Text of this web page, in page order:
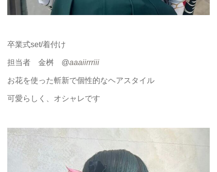
卒業式set/着付け
担当者 金桝 @aaaiirrriii
お花を使った斬新で個性的なヘアスタイル
可愛らしく、オシャレです